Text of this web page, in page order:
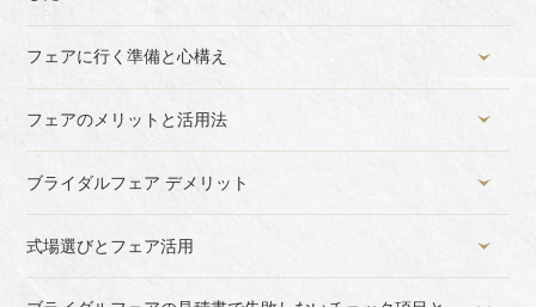
フェアに行く準備と心構え
フェアのメリットと活用法
ブライダルフェア デメリット
式場選びとフェア活用